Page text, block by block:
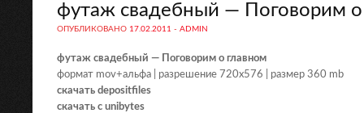
футаж свадебный — Поговорим о
ОПУБЛИКОВАНО 17.02.2011 - ADMIN
футаж свадебный — Поговорим о главном
формат mov+альфа | разрешение 720х576 | размер 360 mb
скачать depositfiles
скачать с unibytes